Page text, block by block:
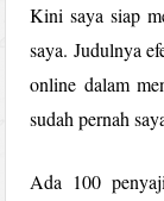
Kini saya siap
saya. Judulnya
online dalam
sudah pernah
Ada 100